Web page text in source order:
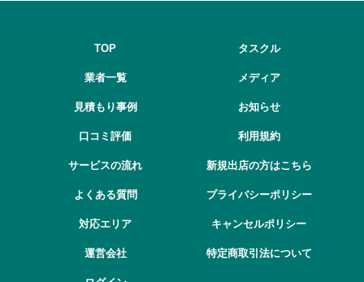
TOP
業者一覧
見積もり事例
口コミ評価
サービスの流れ
よくある質問
対応エリア
運営会社
タスクル
メディア
お知らせ
利用規約
新規出店の方はこちら
プライバシーポリシー
キャンセルポリシー
特定商取引法について